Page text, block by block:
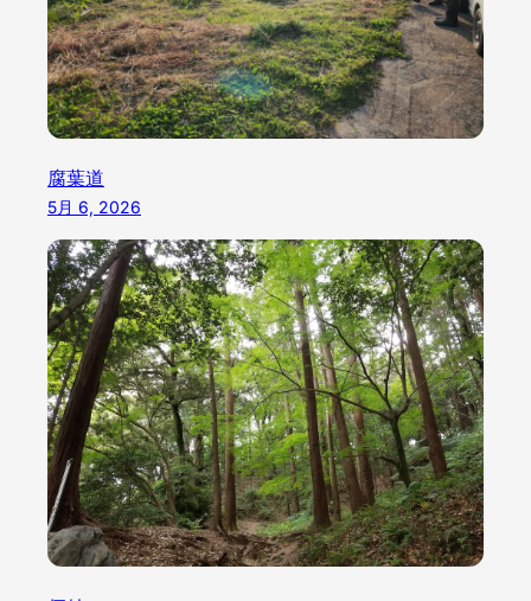
腐葉道
5月 6, 2026